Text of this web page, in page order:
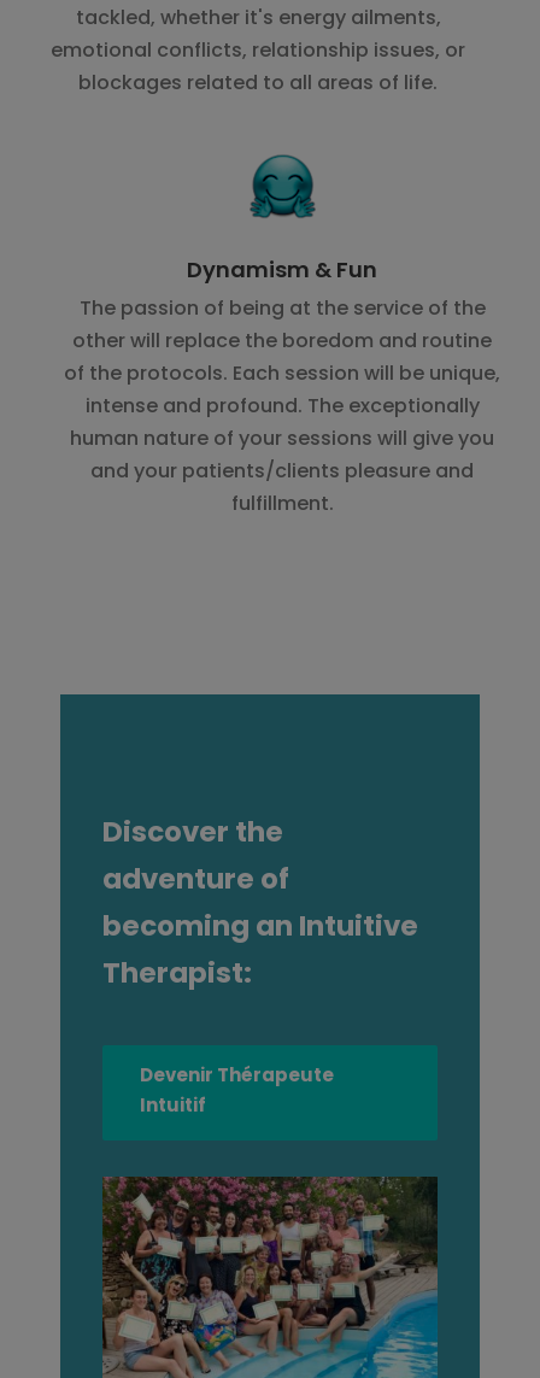
tackled, whether it's energy ailments,
emotional conflicts, relationship issues, or
blockages related to all areas of life.
Dynamism & Fun
The passion of being at the service of the
other will replace the boredom and routine
of the protocols. Each session will be unique,
intense and profound. The exceptionally
human nature of your sessions will give you
and your patients/clients pleasure and
fulfillment.
Discover the
adventure of
becoming an Intuitive
Therapist:
Devenir Thérapeute
Intuitif